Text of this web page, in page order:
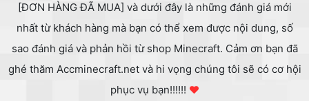
[ĐƠN HÀNG ĐÃ MUA] và dưới đây là những đánh giá mới
nhất từ khách hàng mà bạn có thể xem được nội dung, số
sao đánh giá và phản hồi từ shop Minecraft. Cảm ơn bạn đã
ghé thăm Accminecraft.net và hi vọng chúng tôi sẽ có cơ hội
phục vụ bạn!!!!!!